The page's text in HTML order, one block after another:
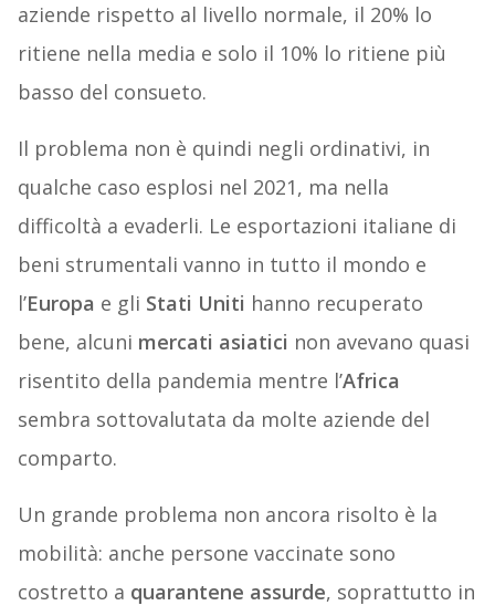
aziende rispetto al livello normale, il 20% lo
ritiene nella media e solo il 10% lo ritiene più
basso del consueto.
Il problema non è quindi negli ordinativi, in
qualche caso esplosi nel 2021, ma nella
difficoltà a evaderli. Le esportazioni italiane di
beni strumentali vanno in tutto il mondo e
l’Europa e gli Stati Uniti hanno recuperato
bene, alcuni mercati asiatici non avevano quasi
risentito della pandemia mentre l’Africa
sembra sottovalutata da molte aziende del
comparto.
Un grande problema non ancora risolto è la
mobilità: anche persone vaccinate sono
costretto a quarantene assurde, soprattutto in